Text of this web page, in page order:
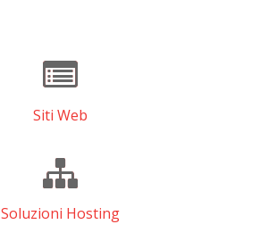
Siti Web
Soluzioni Hosting